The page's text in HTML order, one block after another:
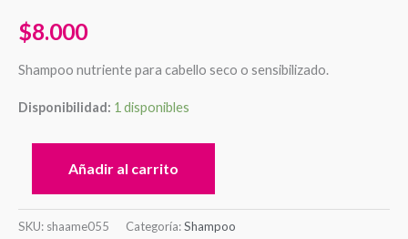
$8.000
Shampoo nutriente para cabello seco o sensibilizado.
Disponibilidad: 1 disponibles
Añadir al carrito
SKU: shaame055 Categoría:Shampoo